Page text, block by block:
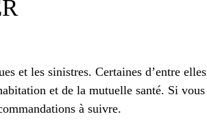
et les sinistres. Certaines d’entre elles
et de la mutuelle santé. Si vous
à suivre.